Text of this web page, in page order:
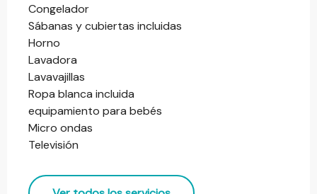
Congelador
Sábanas y cubiertas incluidas
Horno
Lavadora
Lavavajillas
Ropa blanca incluida
equipamiento para bebés
Micro ondas
Televisión